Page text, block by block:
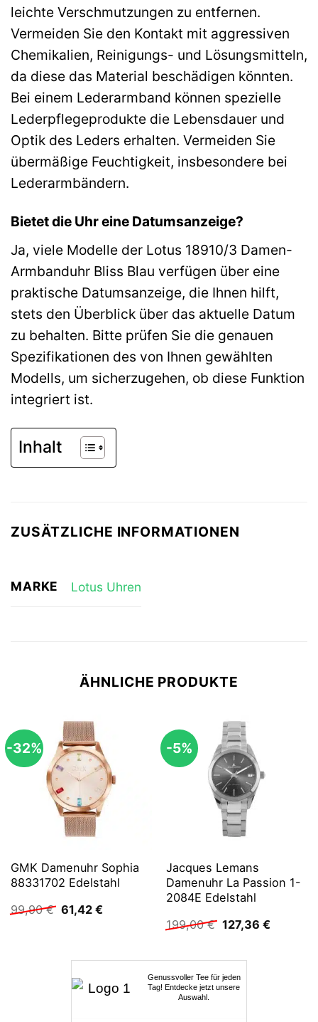
leichte Verschmutzungen zu entfernen.
Vermeiden Sie den Kontakt mit aggressiven
Chemikalien, Reinigungs- und Lösungsmitteln,
da diese das Material beschädigen könnten.
Bei einem Lederarmband können spezielle
Lederpflegeprodukte die Lebensdauer und
Optik des Leders erhalten. Vermeiden Sie
übermäßige Feuchtigkeit, insbesondere bei
Lederarmbändern.
Bietet die Uhr eine Datumsanzeige?
Ja, viele Modelle der Lotus 18910/3 Damen-
Armbanduhr Bliss Blau verfügen über eine
praktische Datumsanzeige, die Ihnen hilft,
stets den Überblick über das aktuelle Datum
zu behalten. Bitte prüfen Sie die genauen
Spezifikationen des von Ihnen gewählten
Modells, um sicherzugehen, ob diese Funktion
integriert ist.
Inhalt
ZUSÄTZLICHE INFORMATIONEN
MARKE Lotus Uhren
ÄHNLICHE PRODUKTE
-32%
GMK Damenuhr Sophia
88331702 Edelstahl
99,90€ Ursprünglicher
Preis
61,42 €Aktueller
-5%
Jacques Lemans
Damenuhr La Passion 1-
2084E Edelstahl
199,00€ Ursprünglicher
Preis
199,00 €
127,36 €Aktueller
Genussvoller Tee für jeden
Tag! Entdecke jetzt unsere
Auswahl.